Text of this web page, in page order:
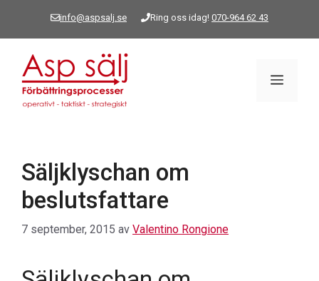
info@aspsalj.se Ring oss idag! 070-964 62 43
Meny
Säljklyschan om
beslutsfattare
7 september, 2015 av Valentino Rongione